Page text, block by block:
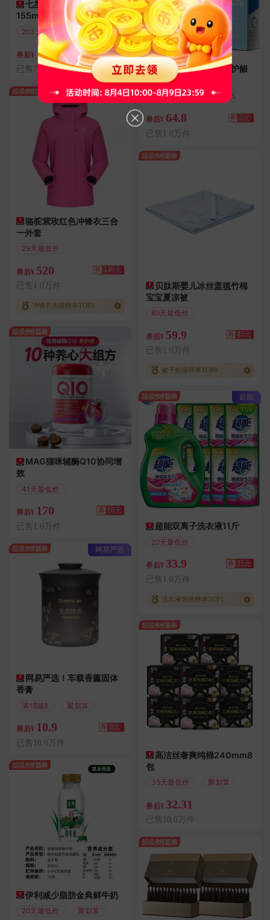
七度空间纯棉超薄卫生巾
155mm×90片护垫
203天最低价 聚划算
券后¥ 16.8
已售7.0万件
骆驼紫玫红色冲锋衣三合
一外套
29天最低价
券后¥ 520 券 149元
已售1.0万件
冲锋衣热搜榜单TOP3
MAG猫咪辅酶Q10协同增
效
41天最低价
券后¥ 170 券 10元
已售1.0万件
网易严选
网易严选！车载香薰固体
香膏
满18减8 聚划算
券后¥ 10.9 券 8元
已售10.0万件
伊利减少脂肪金典鲜牛奶
20天最低价 聚划算
云南白药益生菌牙膏护龈
清新口气
8天最低价 满5.01减5
券后¥ 64.8 券 5元
已售1.0万件
贝肽斯婴儿冰丝盖毯竹棉
宝宝夏凉被
89天最低价
券后¥ 59.9 券 45元
已售1.0万件
被子热搜榜单TOP6
超能
超能双离子洗衣液11斤
20天最低价
券后¥ 33.9 券 25元
已售1.0万件
洗衣液热搜榜单TOP1
高洁丝奢爽纯棉240mm8
包
35天最低价 聚划算
券后¥ 32.31
已售10.0万件